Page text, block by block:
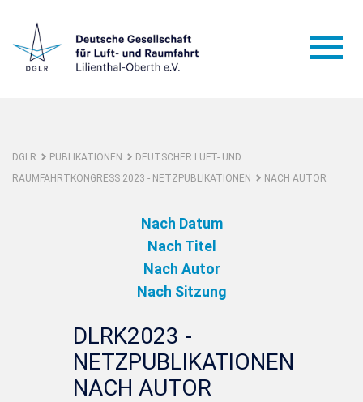
DGLR PUBLIKATIONEN
DEUTSCHER LUFT- UND
RAUMFAHRTKONGRESS 2023 - NETZPUBLIKATIONEN
NACH AUTOR
Nach Datum
Nach Titel
Nach Autor
Nach Sitzung
DLRK2023 -
NETZPUBLIKATIONEN
NACH AUTOR